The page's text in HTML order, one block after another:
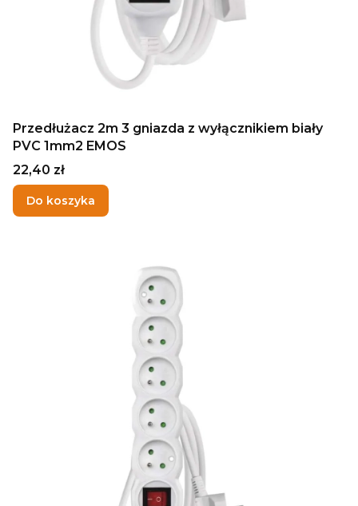
Przedłużacz 2m 3 gniazda z wyłącznikiem biały
PVC 1mm2 EMOS
Cena
22,40 zł
Do koszyka